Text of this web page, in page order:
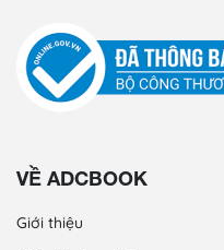
VỀ ADCBOOK
Giới thiệu